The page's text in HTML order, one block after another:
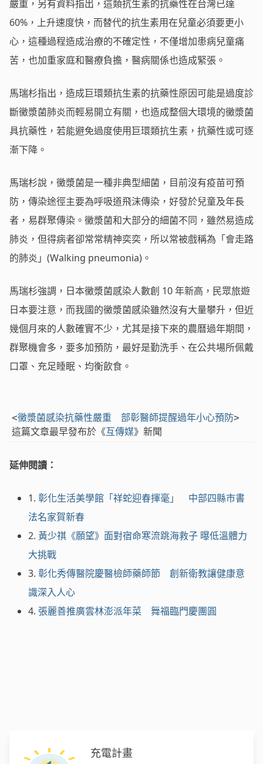
嚴重，另有資料指出，這類抗生素的抗藥性在台灣已達
60%，上升速度快，而替代的抗生素用在兒童必須要更小
心，這種過程造成治療的不確定性，不僅增加患病兒童痛
苦，也加重家庭和醫療負擔，醫病關係也造成緊張。
馬瑞杉指出，造成巨環類抗生素的抗藥性原因可能是過度診
斷黴漿菌肺炎而輕易開立有關，也造成整個大環境的黴漿菌
具抗藥性，若能避免過度使用巨環類抗生素，抗藥性或可逐
漸下降。
馬瑞杉說，黴漿菌是一種非典型細菌，目前沒有疫苗可預
防，傳染途徑主要為呼吸道飛沫傳染，好發於兒童及年長
者，易群聚傳染。黴漿菌和大部分的細菌不同，雖然易造成
肺炎，但得病者卻常常精神奕奕，所以常被戲稱為「會走路
的肺炎」(Walking pneumonia)。
馬瑞杉強調，日本黴漿菌感染人數創 10 年新高，民眾旅遊
日本要注意，而我國的黴漿菌感染雖然沒有大量攀升，但近
幾個月來的人數確實不少，尤其是接下來的農曆過年期間，
群聚機會多，要多加預防，最好是勤洗手、在公共場所佩戴
口罩、充足睡眠、均衡飲食。
<黴漿菌感染抗藥性嚴重　部彰醫師提醒過年小心預防>
這篇文章最早發布於《互傳媒》新聞
延伸閱讀：
1. 彰化生活美學館「祥蛇迎春揮毫」 中部四縣市書
法名家賀新春
2. 黃少祺《願望》面對宿命寒流跳海救子 曝低溫體力
大挑戰
3. 彰化秀傳醫院慶醫檢師藥師節 創新衛教讓健康意
識深入人心
4. 張麗善推廣雲林澎派年菜 舞福臨門慶團圓
充電計畫